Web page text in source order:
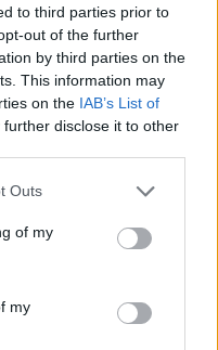
to third parties prior to
out of the further
by third parties on the
This information may
on the IAB’s List of
further disclose it to other
Outs
of my
my